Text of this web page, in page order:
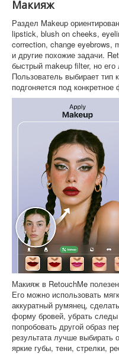
Макияж
Раздел Makeup
lipstick, blush on cheeks,
correction, change eyebrows,
и другие похожие задачи.
быстрый makeup filter, но его
Пользователь выбирает тип
подгоняется под конкретное
Макияж в RetouchMe
Его можно использовать
аккуратный румянец,
форму бровей, убрать
попробовать другой образ
результата лучше выбирать
яркие губы, тени, стрелки,